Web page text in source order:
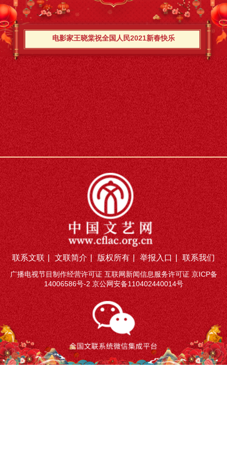
电影家王晓棠祝全国人民2021新春快乐
联系文联 文联简介 | 版权所有 | 举报入口 | 联系我们
广播电视节目制作经营许可证 互联网新闻信息服务许可证京ICP备
14006586号-2京公网安备110402440014号